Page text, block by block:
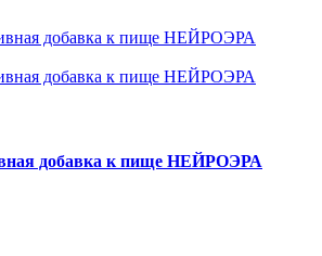
добавка к пище НЕЙРОЭРА